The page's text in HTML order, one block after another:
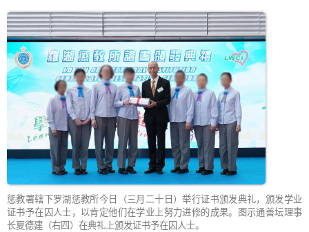
惩教署辖下罗湖惩教所今日（三月二十日）举行证书颁发典礼，颁发学业
证书予在囚人士，以肯定他们在学业上努力进修的成果。图示通善坛理事
长夏德建（右四）在典礼上颁发证书予在囚人士。